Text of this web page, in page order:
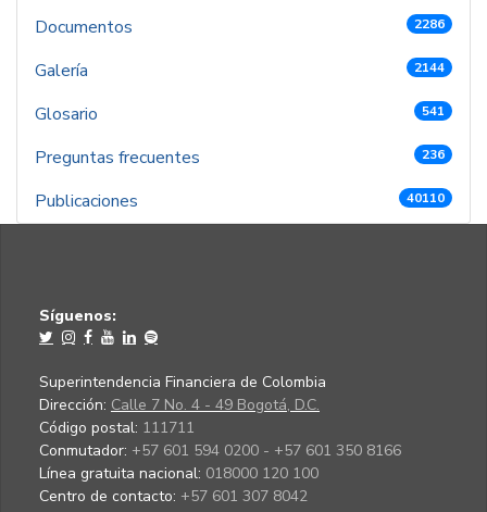
Documentos 2286
Galería 2144
Glosario 541
Preguntas frecuentes 236
Publicaciones 40110
Síguenos:
Superintendencia Financiera de Colombia
Dirección: Calle 7 No. 4 - 49 Bogotá, D.C.
Código postal: 111711
Conmutador: +57 601 594 0200 - +57 601 350 8166
Línea gratuita nacional: 018000 120 100
Centro de contacto: +57 601 307 8042